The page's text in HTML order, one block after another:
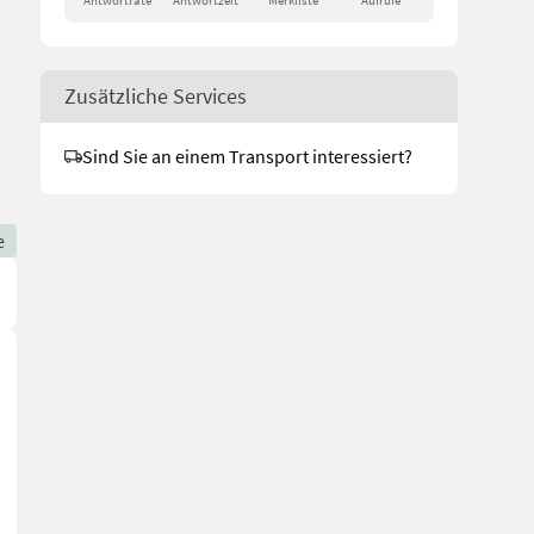
Zusätzliche Services
Sind Sie an einem Transport interessiert?